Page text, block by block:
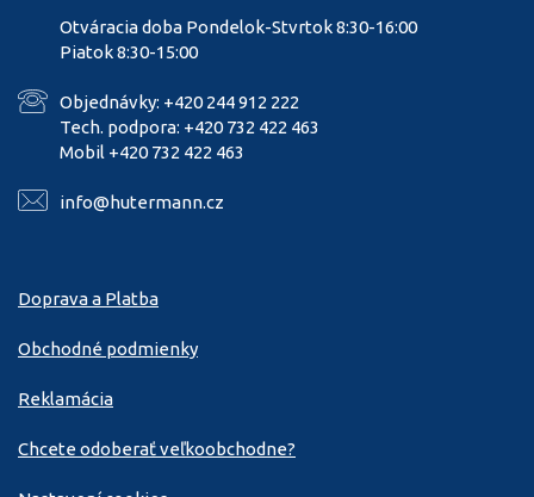
Otváracia doba Pondelok-Stvrtok 8:30-16:00
Piatok 8:30-15:00
Objednávky: +420 244 912 222
Tech. podpora: +420 732 422 463
Mobil +420 732 422 463
info@hutermann.cz
Doprava a Platba
Obchodné podmienky
Reklamácia
Chcete odoberať veľkoobchodne?